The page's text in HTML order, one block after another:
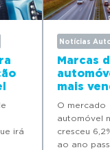
irá
Notícias
Marcas
mais
em 2025
O mercado
automóvel
cresceu
ao ano